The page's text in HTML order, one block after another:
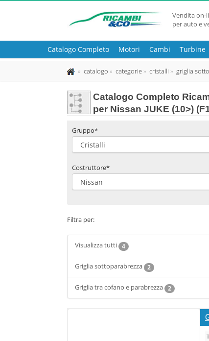
Vendita on-
per auto e
Catalogo Completo Motori Cambi Turbine
catalogo categorie cristalli griglia
Catalogo Completo
per Nissan JUKE (10>)
Gruppo*
Costruttore*
Filtra per:
Visualizza tutti 4
Griglia sottoparabrezza 2
Griglia tra cofano e parabrezza 2